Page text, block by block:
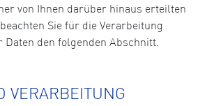
von Ihnen darüber hinaus erteilten
Sie für die Verarbeitung
Daten den folgenden Abschnitt.
VERARBEITUNG